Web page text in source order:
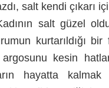
salt kendi çıkarı
salt güzel
kurtarıldığı
kesin
hayatta kalmak